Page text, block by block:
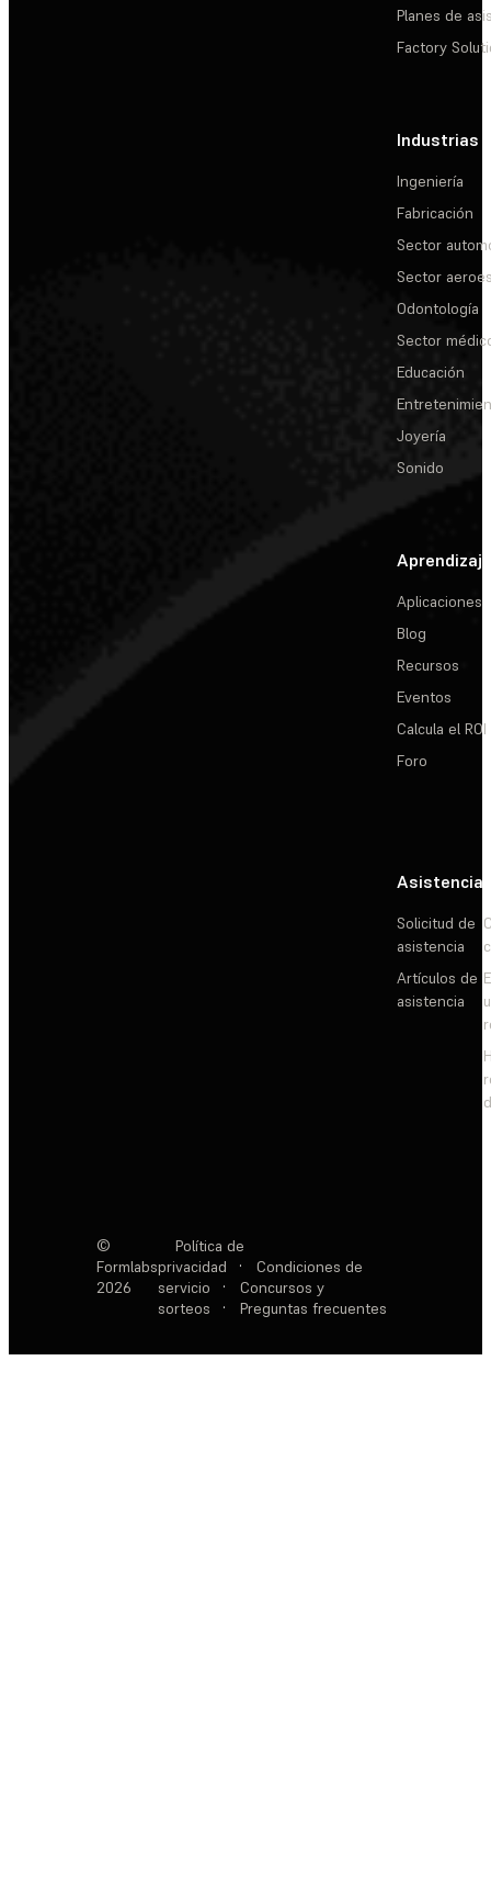
Planes de
Factory
Industrias
Ingeniería
Fabricación
Sector
Sector
Odontología
Sector
Educación
Joyería
Sonido
Aprendizaje
Aplicaciones
Blog
Recursos
Eventos
Calcula el ROI
Foro
Asistencia
Solicitud de
asistencia
Artículos de
asistencia
©
Formlabs
2026
Política de
privacidad
·
Condiciones de
servicio
·
Concursos y
sorteos
· Preguntas frecuentes